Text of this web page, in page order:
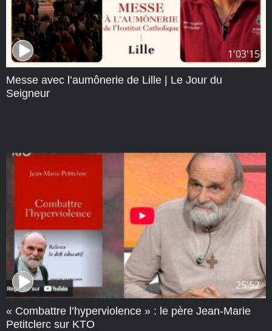
1'03'15
Messe avec l’aumônerie de Lille | Le Jour du
Seigneur
25'52
« Combattre l’hyperviolence » : le père Jean-Marie
Petitclerc sur KTO